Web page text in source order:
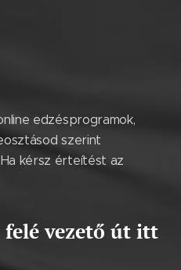
edzésprogramok,
szerint
kérsz érteítést az
vezető út itt